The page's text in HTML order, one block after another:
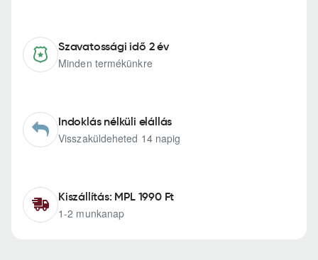
Szavatossági idő 2 év
Minden termékünkre
Indoklás nélküli elállás
Visszaküldeheted 14 napig
Kiszállítás: MPL 1990 Ft
1-2 munkanap